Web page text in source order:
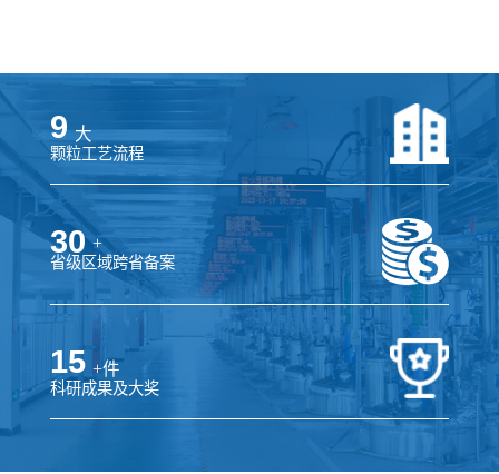
9 大
颗粒工艺流程
30 +
省级区域跨省备案
15 +件
科研成果及大奖